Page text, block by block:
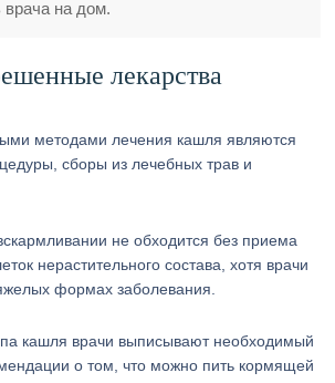
врача на дом.
лекарства
методами лечения кашля являются
сборы из лечебных трав и
не обходится без приема
нерастительного состава, хотя врачи
формах заболевания.
кашля врачи выписывают необходимый
о том, что можно пить кормящей